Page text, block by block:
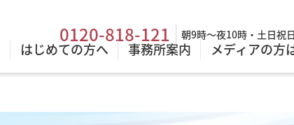
0120-818-121 朝9時～夜10時・土日祝
はじめての方へ 事務所案内 メディアの方